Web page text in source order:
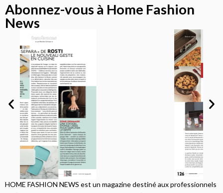
Abonnez-vous à Home Fashion
News
HOME FASHION NEWS est un magazine destiné aux professionnels